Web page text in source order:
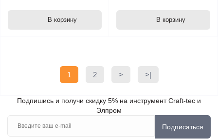
В корзину В корзину
1 2 > >|
Подпишись и получи скидку 5% на инструмент Craft-tec и
Элпром
Подписаться